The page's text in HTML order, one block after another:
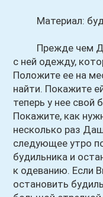
Материал:
Прежде чем
с ней одежду,
Положите ее на
найти. Покажите
теперь у нее свой
Покажите, как
несколько раз
следующее утро
будильника и
к одеванию. Если
остановить